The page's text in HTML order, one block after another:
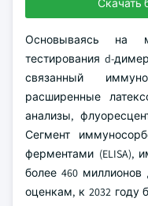
Скачать
Основываясь на
тестирования d-
связанный
расширенные
анализы,
Сегмент
ферментами (ELISA),
более 460
оценкам, к 2032 году